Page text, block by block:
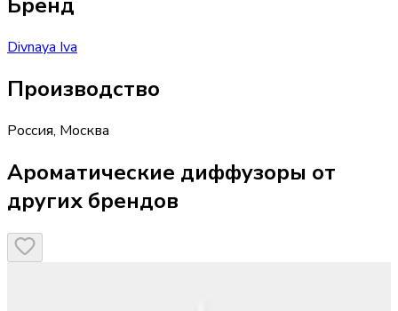
Divnaya Iva
Производство
Россия, Москва
Ароматические диффузоры от
других брендов